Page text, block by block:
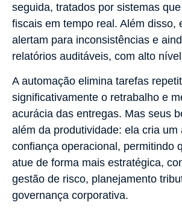
seguida, tratados por sistemas
fiscais em tempo real. Além disso,
alertam para inconsistências e
relatórios auditáveis, com alto
A automação elimina tarefas
significativamente o retrabalho e
acurácia das entregas. Mas seus
além da produtividade: ela cria um
confiança operacional, permitindo
atue de forma mais estratégica,
gestão de risco, planejamento
governança corporativa.